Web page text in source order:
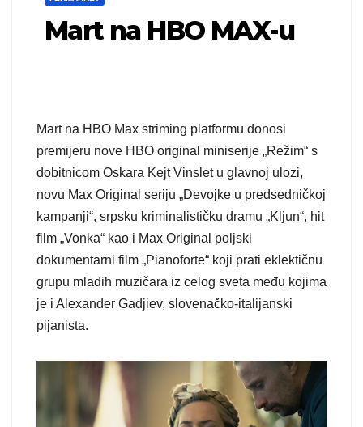
Mart na HBO MAX-u
Mart na HBO Max striming platformu donosi
premijeru nove HBO original miniserije „Režim“ s
dobitnicom Oskara Kejt Vinslet u glavnoj ulozi,
novu Max Original seriju „Devojke u predsedničkoj
kampanji“, srpsku kriminalističku dramu „Kljun“, hit
film „Vonka“ kao i Max Original poljski
dokumentarni film „Pianoforte“ koji prati eklektičnu
grupu mladih muzičara iz celog sveta među kojima
je i Alexander Gadjiev, slovenačko-italijanski
pijanista.